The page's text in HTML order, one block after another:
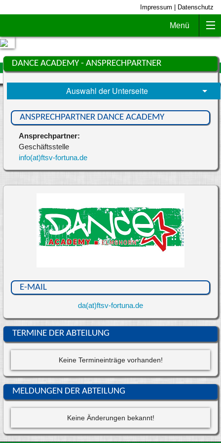
Impressum Datenschutz
Menü
DANCE ACADEMY - ANSPRECHPARTNER
Auswahl der Unterseite
ANSPRECHPARTNER DANCE ACADEMY
Ansprechpartner:
Geschäftsstelle
info(at)ftsv-fortuna.de
E-MAIL
da(at)ftsv-fortuna.de
TERMINE DER ABTEILUNG
Keine Termineinträge vorhanden!
MELDUNGEN DER ABTEILUNG
Keine Änderungen bekannt!